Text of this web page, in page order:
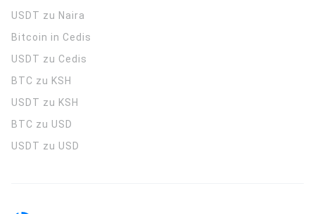
USDT zu Naira
Bitcoin in Cedis
USDT zu Cedis
BTC zu KSH
USDT zu KSH
BTC zu USD
USDT zu USD